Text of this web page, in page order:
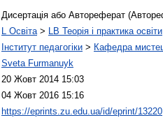
Дисертація або Автореферат
L Освіта> LB Теорія і практика освіти
Інститут педагогіки > Кафедра
Sveta Furmanuyk
20 Жовт 2014 15:03
04 Жовт 2016 15:16
https://eprints.zu.edu.ua/id/eprint/13220